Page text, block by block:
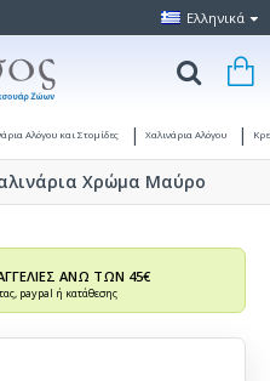
Ελληνικά
Αλόγου και Στομίδες Χαλινάρια Αλόγου
Χρώμα Μαύρο
ΑΝΩ ΤΩΝ 45€
paypal ή κατάθεσης